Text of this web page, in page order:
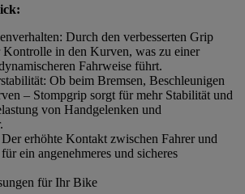
Durch den verbesserten Grip
Kontrolle in den Kurven, was zu einer
Fahrweise führt.
Ob beim Bremsen, Beschleunigen
– Stompgrip sorgt für mehr Stabilität und
von Handgelenken und
erhöhte Kontakt zwischen Fahrer und
ein angenehmeres und sicheres
für Ihr Bike